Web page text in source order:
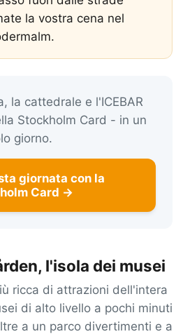
la vostra cena nel
la cattedrale e l'ICEBAR
Stockholm Card - in un
giorno.
giornata con la
Card →
l'isola dei musei
ricca di attrazioni dell'intera
di alto livello a pochi minuti
a un parco divertimenti e a